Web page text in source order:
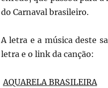
do Carnaval brasileiro.
A letra e a música deste
letra e o link da canção:
AQUARELA BRASILEIRA